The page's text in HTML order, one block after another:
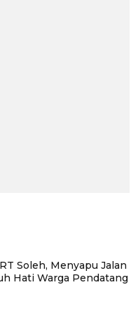
Soleh, Menyapu Jalan
Hati Warga Pendatang